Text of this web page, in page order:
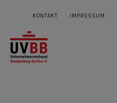
KONTAKT IMPRESSUM